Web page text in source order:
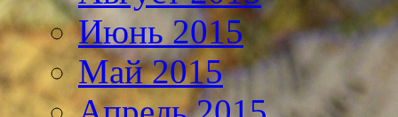
Июнь 2015
Май 2015